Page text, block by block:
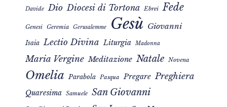
Davide Dio Diocesi di Tortona Ebrei Fede
Genesi Geremia Gerusalemme Gesù Giovanni
Isaia Lectio Divina Liturgia Madonna
Maria Vergine Meditazione Natale Novena
Omelia Parabola Pasqua Pregare Preghiera
Quaresima Samuele San Giovanni